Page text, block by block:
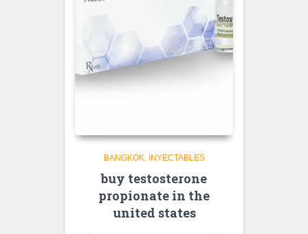
BANGKOK INYECTABLES
buy testosterone
propionate in the
united states